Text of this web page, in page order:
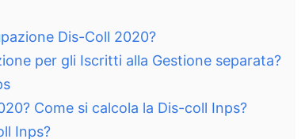
Dis-Coll 2020?
per gli Iscritti alla Gestione separata?
Come si calcola la Dis-coll Inps?
Inps?